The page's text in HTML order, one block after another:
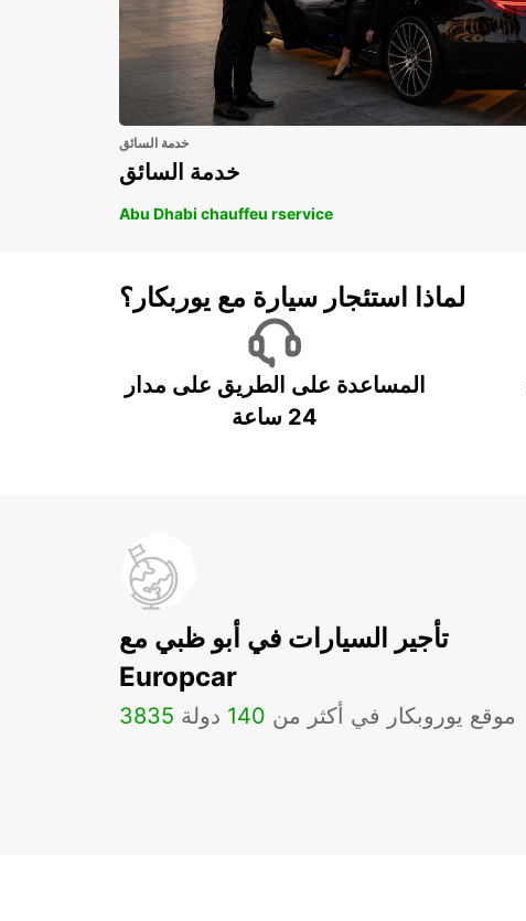
خدمة السائق
خدمة السائق
Abu Dhabi chauffeu rservice
لماذا استئجار سيارة مع يوربكار؟
المساعدة على الطريق على مدار
24 ساعة
تأجير السيارات في أبو ظبي مع
Europcar
3835 موقع يوروبكار في أكثر من 140 دولة